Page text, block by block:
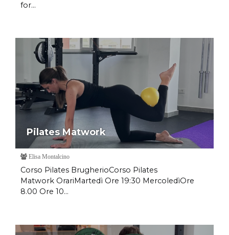
for...
Pilates Matwork
Elisa Montalcino
Corso Pilates BrugherioCorso Pilates
Matwork OrariMartedì Ore 19:30 MercoledìOre
8.00 Ore 10...